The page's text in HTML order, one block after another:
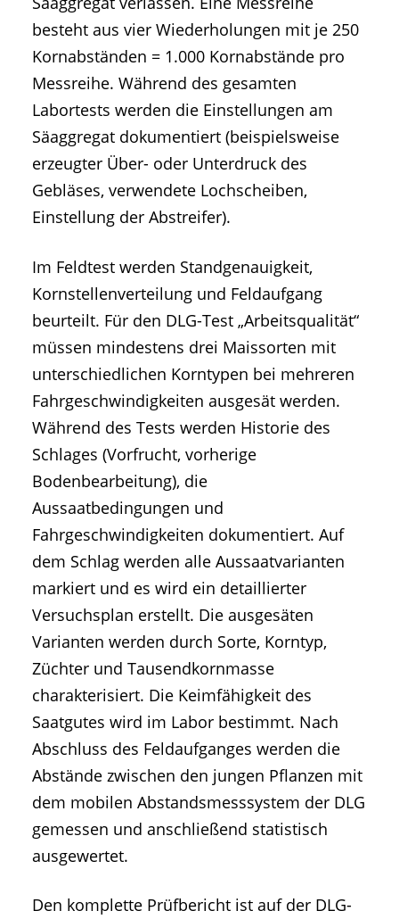
besteht aus vier Wiederholungen mit je 250
Kornabständen = 1.000 Kornabstände pro
Messreihe. Während des gesamten
Labortests werden die Einstellungen am
Säaggregat dokumentiert (beispielsweise
erzeugter Über- oder Unterdruck des
Gebläses, verwendete Lochscheiben,
Einstellung der Abstreifer).
Im Feldtest werden Standgenauigkeit,
Kornstellenverteilung und Feldaufgang
beurteilt. Für den DLG-Test „Arbeitsqualität“
müssen mindestens drei Maissorten mit
unterschiedlichen Korntypen bei mehreren
Fahrgeschwindigkeiten ausgesät werden.
Während des Tests werden Historie des
Schlages (Vorfrucht, vorherige
Bodenbearbeitung), die
Aussaatbedingungen und
Fahrgeschwindigkeiten dokumentiert. Auf
dem Schlag werden alle Aussaatvarianten
markiert und es wird ein detaillierter
Versuchsplan erstellt. Die ausgesäten
Varianten werden durch Sorte, Korntyp,
Züchter und Tausendkornmasse
charakterisiert. Die Keimfähigkeit des
Saatgutes wird im Labor bestimmt. Nach
Abschluss des Feldaufganges werden die
Abstände zwischen den jungen Pflanzen mit
dem mobilen Abstandsmesssystem der DLG
gemessen und anschließend statistisch
ausgewertet.
Den komplette Prüfbericht ist auf der DLG-